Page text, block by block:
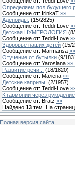
Определяем пол будущего
Сообщение от: IrinkaT »»
Аденоиды. (15/2825)
Сообщение от: Teddi-Love
Детская НУМЕРОЛОГИЯ (8/
Сообщение от: Teddi-Love
Здоровье наших детей (15/
Сообщение от: Marmarisa »»
Отучение от бутылки (9/1831
Сообщение от: Yaroslana »»
Развитие речи...
(18/1820)
Сообщение от: Малена »»
Детские капризы. (2/1957)
Сообщение от: Teddi-Love
К гармонии через рукоделие
Сообщение от: Bratz »»
Найдено 13 тем. На
Полная версия сайта